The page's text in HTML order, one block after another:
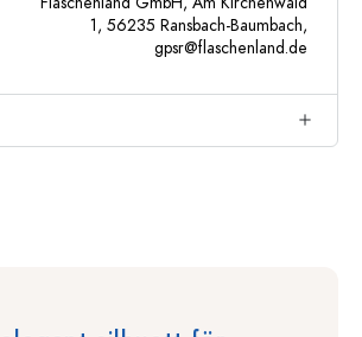
1, 56235 Ransbach-Baumbach,
gpsr@flaschenland.de